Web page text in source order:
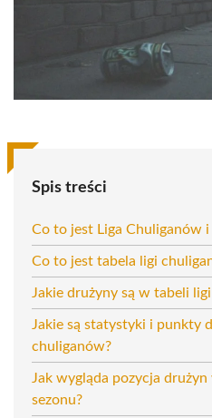
Spis treści
Co to jest Liga Chuliganów i
Co to jest tabela ligi
Jakie drużyny są w tabeli
Jakie są statystyki i punkty
chuliganów?
Jak wygląda pozycja
sezonu?